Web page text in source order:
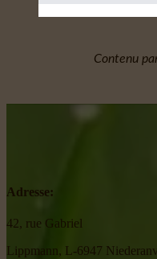
Contenu
Adresse:
42, rue Gabriel
Lippmann, L-6947